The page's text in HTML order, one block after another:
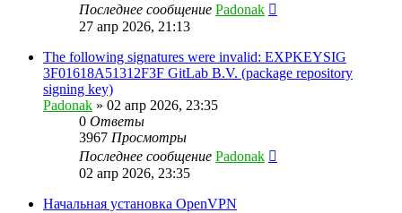
Последнее сообщение Padonak
27 апр 2026, 21:13
The following signatures were invalid: EXPKEYSIG
3F01618A51312F3F GitLab B.V. (package repository
signing key)
Padonak » 02 апр 2026, 23:35
0 Ответы
3967 Просмотры
Последнее сообщение Padonak
02 апр 2026, 23:35
Начальная установка OpenVPN